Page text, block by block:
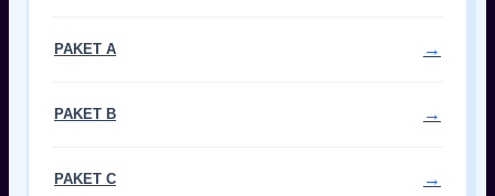
PAKET A
PAKET B
PAKET C